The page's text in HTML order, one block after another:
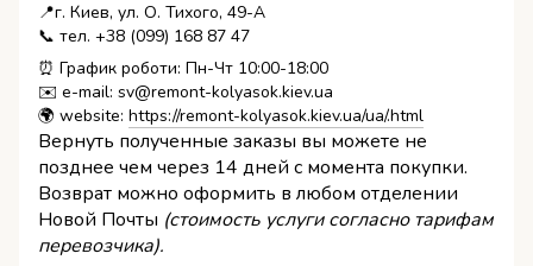
📍г. Киев, ул. О. Тихого, 49-А
📞 тел. +38 (099) 168 87 47
⏰ График роботи: Пн-Чт 10:00-18:00
✉️ e-mail: sv@remont-kolyasok.kiev.ua
🌍 website: https://remont-kolyasok.kiev.ua/ua/.html
Вернуть полученные заказы вы можете не
позднее чем через 14 дней с момента покупки.
Возврат можно оформить в любом отделении
Новой Почты (стоимость услуги согласно тарифам
перевозчика).